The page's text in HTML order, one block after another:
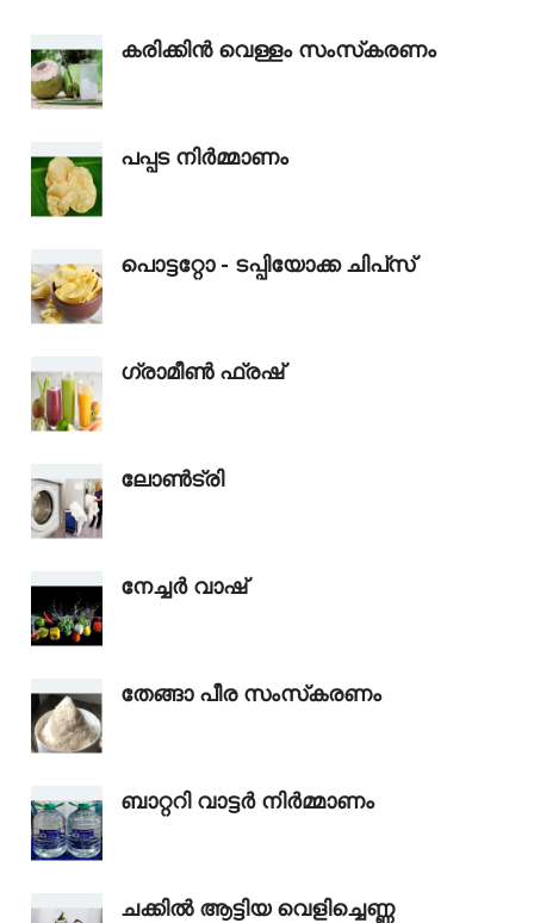
കരിക്കിൻ വെള്ളം സംസ്‌കരണം
പപ്പട നിർമ്മാണം
പൊട്ടറ്റോ - ടപ്പിയോക്ക ചിപ്‌സ്
ഗ്രാമീൺ ഫ്രഷ്
ലോൺട്രി
നേച്ചർ വാഷ്
തേങ്ങാ പീര സംസ്‌കരണം
ബാറ്ററി വാട്ടർ നിർമ്മാണം
ചക്കിൽ ആട്ടിയ വെളിച്ചെണ്ണ